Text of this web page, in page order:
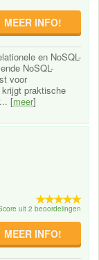
MEER INFO!
en NoSQL-
NoSQL-
voor
praktische
[meer]
uit 2 beoordelingen
MEER INFO!